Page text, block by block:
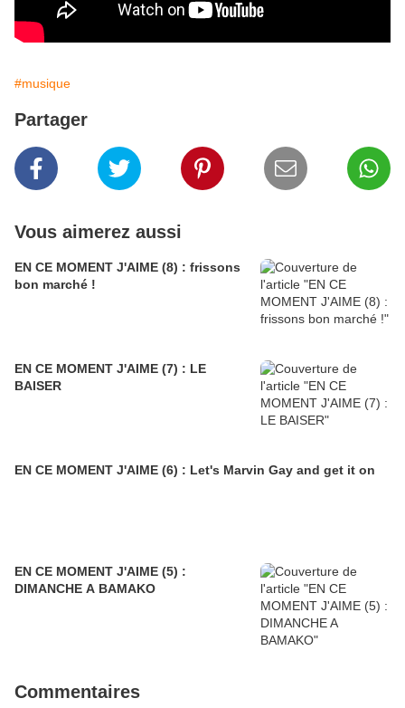
#musique
Partager
Vous aimerez aussi
EN CE MOMENT J'AIME (8) : frissons
bon marché !
EN CE MOMENT J'AIME (7) : LE
BAISER
EN CE MOMENT J'AIME (6) : Let's Marvin Gay and get it on
EN CE MOMENT J'AIME (5) :
DIMANCHE A BAMAKO
Commentaires